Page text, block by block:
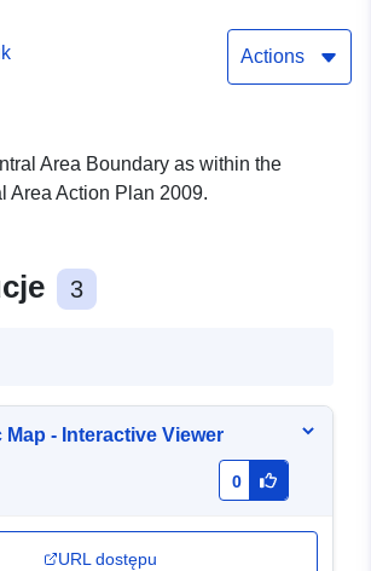
Actions
Area Boundary as within the
Area Action Plan 2009.
3
Map - Interactive Viewer
0
URL dostępu